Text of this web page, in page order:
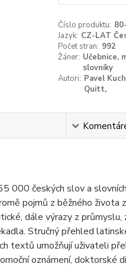
Číslo produktu:
Jazyk: CZ-LAT
Počet stran: 992
Žáner: Učebnice,
slovníky
Autori: Pavel
Quitt,
000 českých slov a
pojmů z běžného
dále výrazy z
Stručný přehled
textů umožňují uživateli
oznámení, doktorské